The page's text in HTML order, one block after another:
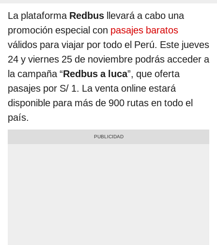
La plataforma Redbus llevará a cabo una
promoción especial con pasajes baratos
válidos para viajar por todo el Perú. Este jueves
24 y viernes 25 de noviembre podrás acceder a
la campaña “Redbus a luca”, que oferta
pasajes por S/ 1. La venta online estará
disponible para más de 900 rutas en todo el
país.